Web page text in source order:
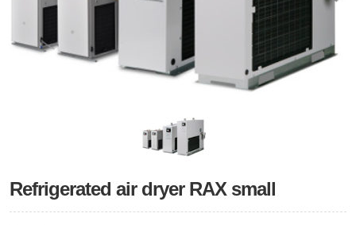
Refrigerated air dryer RAX small